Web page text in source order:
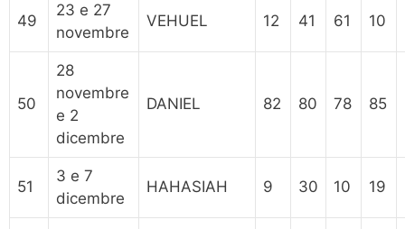
49
23 e 27
novembre
VEHUEL 12 41 61 10
50
28
novembre
e 2
dicembre
DANIEL 82 80 78 85
51
3 e 7
dicembre
HAHASIAH 9 30 10 19